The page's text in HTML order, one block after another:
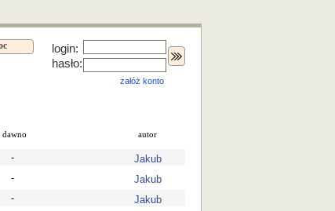
login:
hasło:
załóż konto
dawno autor
-
Jakub
-
Jakub
-
Jakub